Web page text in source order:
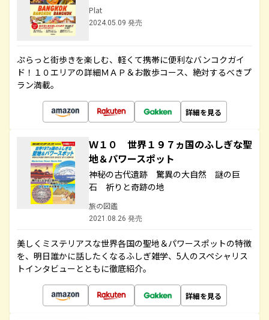
Plat
2024.05.09 発売
ぷらっと街歩きを楽しむ、軽くて携帯に便利なバンコクガイ
ド！１０エリアの詳細ＭＡＰ＆お散歩コース、絶対するべきプ
ラン満載。
詳細を見る
Ｗ１０ 世界１９７ヵ国のふしぎな聖
地＆パワースポット
神秘の古代遺跡 驚異の大自然 謎の巨
石 祈りと奇跡の地
旅の図鑑
2021.08.26 発売
美しくミステリアスな世界各国の聖地＆パワースポットの特徴
を、明日誰かに話したくなるふしぎ雑学、5人のスペシャリス
トインタビューとともに徹底紹介。
詳細を見る